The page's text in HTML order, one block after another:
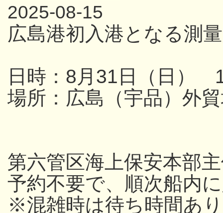
2025-08-15
広島港初入港となる測
日時：8月31日（日）
場所：広島（宇品）外
第六管区海上保安本部
予約不要で、順次船内
※混雑時は待ち時間あり